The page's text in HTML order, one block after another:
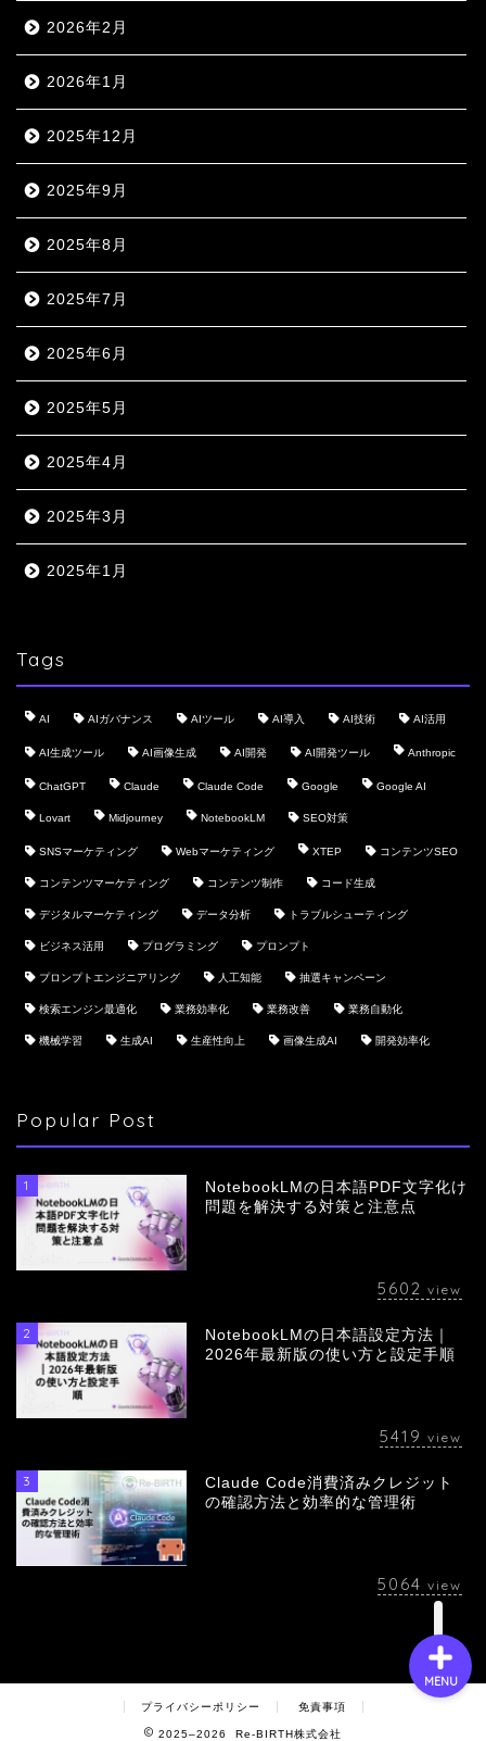
2026年2月
2026年1月
2025年12月
2025年9月
2025年8月
2025年7月
2025年6月
2025年5月
2025年4月
2025年3月
2025年1月
Tags
AI AIガバナンス AIツール AI導入 AI技術 AI活用
AI生成ツール AI画像生成 AI開発 AI開発ツール Anthropic
ChatGPT Claude Claude Code Google Google AI
Lovart Midjourney NotebookLM SEO対策
SNSマーケティング Webマーケティング XTEP コンテンツSEO
コンテンツマーケティング コンテンツ制作 コード生成
デジタルマーケティング データ分析 トラブルシューティング
ビジネス活用 プログラミング プロンプト
プロンプトエンジニアリング 人工知能 抽選キャンペーン
検索エンジン最適化 業務効率化 業務改善 業務自動化
機械学習 生成AI 生産性向上 画像生成AI 開発効率化
Popular Post
1
NotebookLMの日本語PDF文字化け
問題を解決する対策と注意点
5602 view
2
NotebookLMの日本語設定方法｜
2026年最新版の使い方と設定手順
5419 view
3
Claude Code消費済みクレジット
の確認方法と効率的な管理術
5064 view
プライバシーポリシー 免責事項
2025–2026 Re-BIRTH株式会社
MENU
会社概要
採用情報